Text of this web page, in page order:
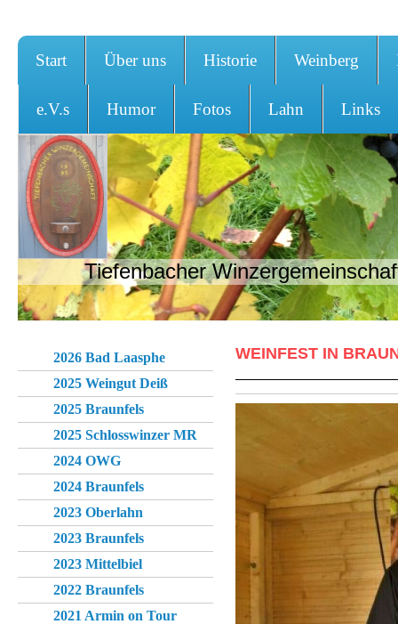
Start Über uns Historie Weinberg
e.V.s Humor Fotos Lahn Links
Tiefenbacher
2026 Bad Laasphe
2025 Weingut Deiß
2025 Braunfels
2025 Schlosswinzer MR
2024 OWG
2024 Braunfels
2023 Oberlahn
2023 Braunfels
2023 Mittelbiel
2022 Braunfels
2021 Armin on Tour
WEINFEST IN